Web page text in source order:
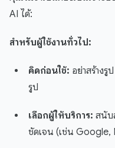
AI ได้:
สำหรับผู้ใช้งานทั่วไป:
คิดก่อนใช้: อย่าสร้างรู
รูป
เลือกผู้ให้บริการ: สนับ
ชัดเจน (เช่น